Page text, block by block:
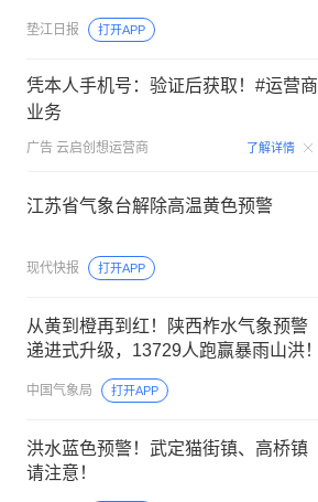
垫江日报 打开APP
凭本人手机号：验证后获取！#运营商
业务
广告 云启创想运营商 了解详情
江苏省气象台解除高温黄色预警
现代快报 打开APP
从黄到橙再到红！陕西柞水气象预警
递进式升级，13729人跑赢暴雨山洪！
中国气象局 打开APP
洪水蓝色预警！武定猫街镇、高桥镇
请注意！